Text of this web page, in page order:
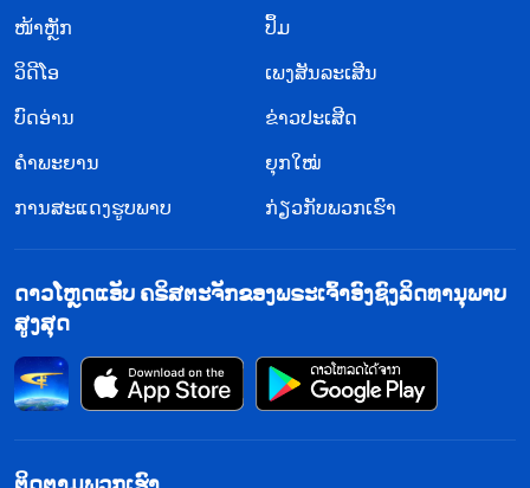
​ໜ້າຫຼັກ
ປຶ້ມ
ວິ​ດີ​ໂອ
ເພງສັນລະເສີນ
ບົດອ່ານ
ຂ່າວປະເສີດ
ຄຳພະຍານ
ຍຸກໃໝ່
ການສະແດງຮູບພາບ
ກ່ຽວກັບພວກເຮົາ
ດາວໂຫຼດແອັບ ຄຣິສຕະຈັກຂອງພຣະເຈົ້າອົງຊົງລິດທານຸພາບ
ສູງສຸດ